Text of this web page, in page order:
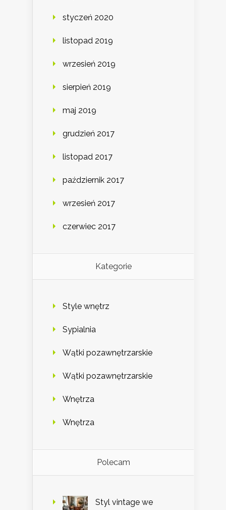
styczeń 2020
listopad 2019
wrzesień 2019
sierpień 2019
maj 2019
grudzień 2017
listopad 2017
październik 2017
wrzesień 2017
czerwiec 2017
Kategorie
Style wnętrz
Sypialnia
Wątki pozawnętrzarskie
Wątki pozawnętrzarskie
Wnętrza
Wnętrza
Polecam
Styl vintage we